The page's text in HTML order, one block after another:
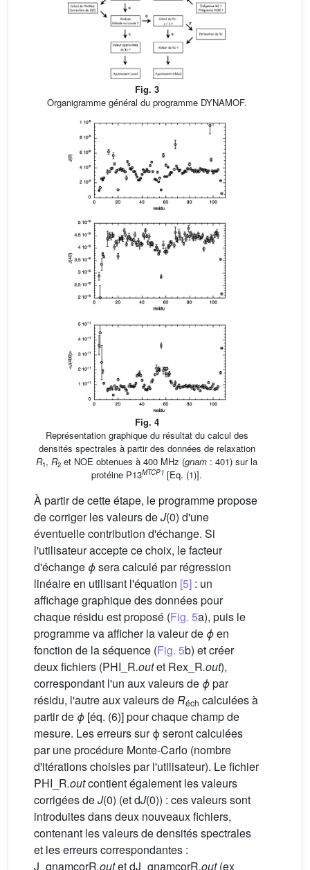
Fig. 3
Organigramme général du programme DYNAMOF.
Fig. 4
Représentation graphique du résultat du calcul des
densités spectrales à partir des données de relaxation
R1, R2 et NOE obtenues à 400 MHz (gnam : 401) sur la
protéine P13MTCP1 [Eq. (1)].
À partir de cette étape, le programme propose
de corriger les valeurs deJ(0) d'une
éventuelle contribution d'échange. Si
l'utilisateur accepte ce choix, le facteur
d'échange ϕsera calculé par régression
linéaire en utilisant l'équation [5] : un
affichage graphique des données pour
chaque résidu est proposé (Fig. 5a), puis le
programme va afficher la valeur de ϕen
fonction de la séquence (Fig. 5b) et créer
deux fichiers (PHI_R.outet Rex_R.out),
correspondant l'un aux valeurs de ϕpar
résidu, l'autre aux valeurs deRéch calculées à
partir de ϕ [éq. (6)] pour chaque champ de
mesure. Les erreurs sur ϕ seront calculées
par une procédure Monte-Carlo (nombre
d'itérations choisies par l'utilisateur). Le fichier
PHI_R.outcontient également les valeurs
corrigées deJ(0) (et dJ(0)) : ces valeurs sont
introduites dans deux nouveaux fichiers,
contenant les valeurs de densités spectrales
et les erreurs correspondantes :
J_gnamcorR.outet dJ_gnamcorR.out(ex